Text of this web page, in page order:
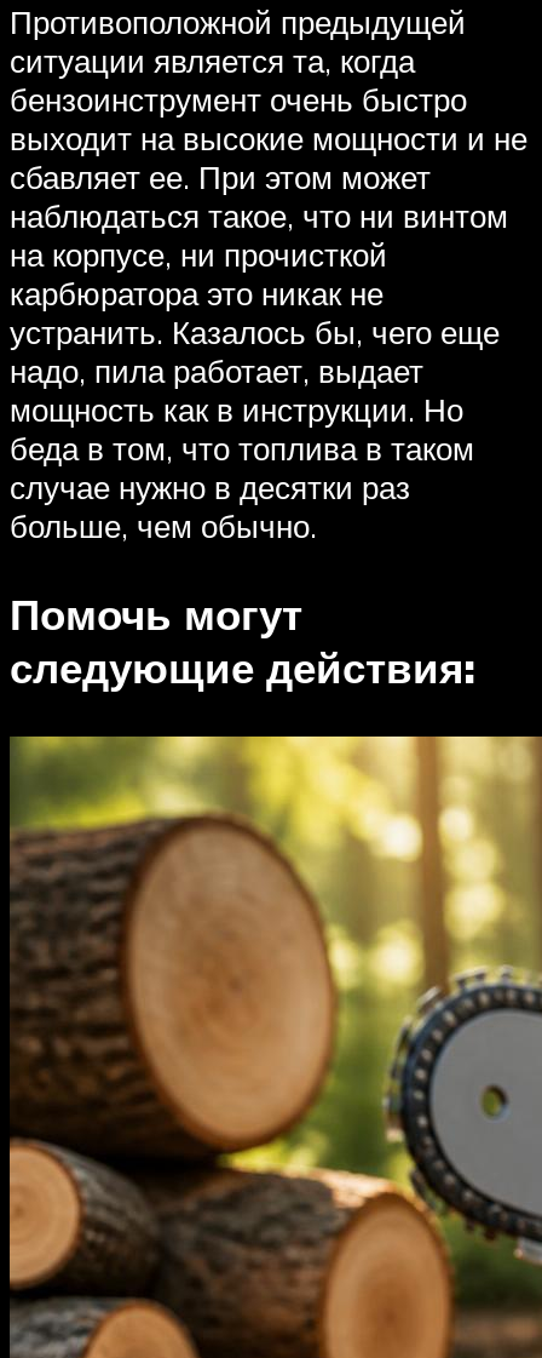
Противоположной предыдущей
ситуации является та, когда
бензоинструмент очень быстро
выходит на высокие мощности и не
сбавляет ее. При этом может
наблюдаться такое, что ни винтом
на корпусе, ни прочисткой
карбюратора это никак не
устранить. Казалось бы, чего еще
надо, пила работает, выдает
мощность как в инструкции. Но
беда в том, что топлива в таком
случае нужно в десятки раз
больше, чем обычно.
Помочь могут
следующие действия: